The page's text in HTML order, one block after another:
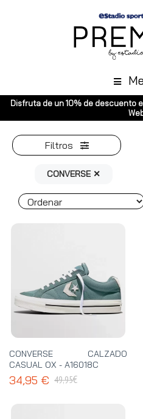
en tu primera compra en
Filtros
CONVERSE ✕
CONVERSE CALZADO
CASUAL OX - A16018C
34,95 € 49,95€